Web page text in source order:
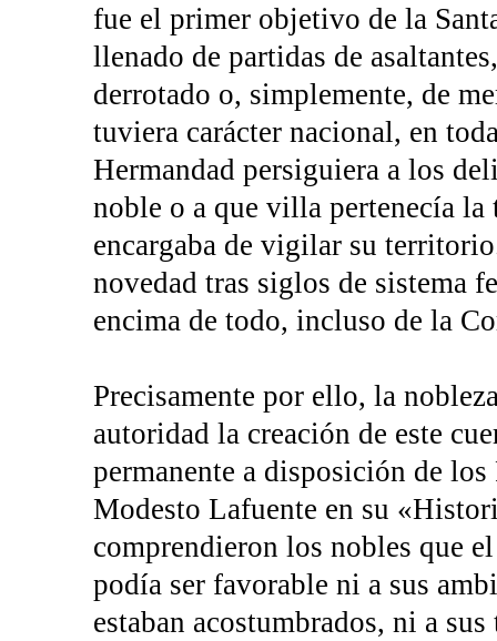
fue el primer objetivo de la
llenado de partidas de
derrotado o, simplemente, de
tuviera carácter nacional, en
Hermandad persiguiera a los
noble o a que villa pertenecía
encargaba de vigilar su
novedad tras siglos de sistema
encima de todo, incluso de la
Precisamente por ello, la
autoridad la creación de este
permanente a disposición de
Modesto Lafuente en su
comprendieron los nobles que
podía ser favorable ni a sus
estaban acostumbrados, ni a